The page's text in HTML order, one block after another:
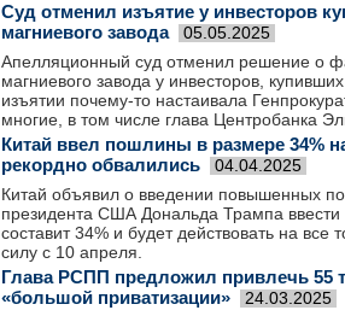
Суд отменил изъятие у инвесторов
магниевого завода
05.05.2025
Апелляционный суд отменил решение о
магниевого завода у инвесторов,
изъятии почему-то настаивала
многие, в том числе глава Центробанка
Китай ввел пошлины в размере 34%
рекордно обвалились
04.04.2025
Китай объявил о введении повышенных
президента США Дональда Трампа
составит 34% и будет действовать на
силу с 10 апреля.
Глава РСПП предложил привлечь 55
«большой приватизации»
24.03.2025